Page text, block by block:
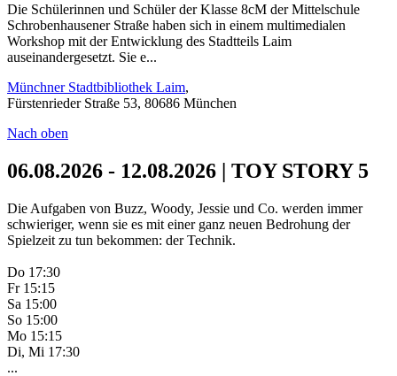
Die Schülerinnen und Schüler der Klasse 8cM der Mittelschule
Schrobenhausener Straße haben sich in einem multimedialen
Workshop mit der Entwicklung des Stadtteils Laim
auseinandergesetzt. Sie e...
Münchner Stadtbibliothek Laim,
Fürstenrieder Straße 53, 80686 München
Nach oben
06.08.2026 - 12.08.2026 | TOY STORY 5
Die Aufgaben von Buzz, Woody, Jessie und Co. werden immer
schwieriger, wenn sie es mit einer ganz neuen Bedrohung der
Spielzeit zu tun bekommen: der Technik.
Do 17:30
Fr 15:15
Sa 15:00
So 15:00
Mo 15:15
Di, Mi 17:30
...